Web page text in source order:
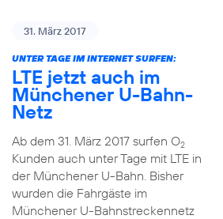
31. März 2017
UNTER TAGE IM INTERNET SURFEN:
LTE jetzt auch im
Münchener U-Bahn-
Netz
Ab dem 31. März 2017 surfen O2
Kunden auch unter Tage mit LTE in
der Münchener U-Bahn. Bisher
wurden die Fahrgäste im
Münchener U-Bahnstreckennetz